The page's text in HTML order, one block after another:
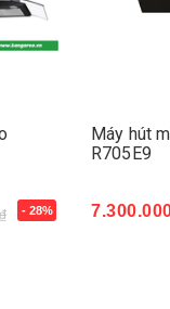
- 28%
Máy hút
R705E9
Mua ngay